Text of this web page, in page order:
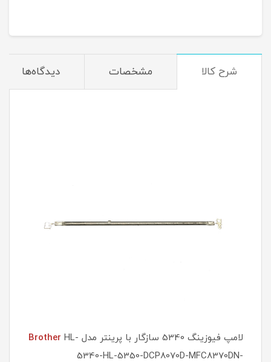
شرح کالا مشخصات دیدگاه‌ها
لامپ فیوزینگ 5340 سازگار با پرینتر مدل Brother HL-
5340-HL-5350-DCP8070D-MFC8370DN-